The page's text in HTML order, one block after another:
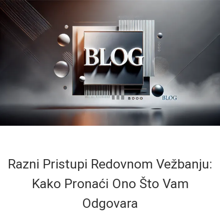
Razni Pristupi Redovnom Vežbanju:
Kako Pronaći Ono Što Vam
Odgovara